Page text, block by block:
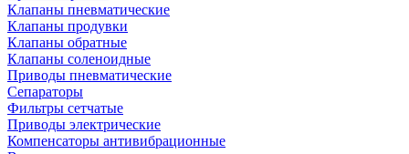
Клапаны пневматические
Клапаны продувки
Клапаны обратные
Клапаны соленоидные
Приводы пневматические
Сепараторы
Фильтры сетчатые
Приводы электрические
Компенсаторы антивибрационные